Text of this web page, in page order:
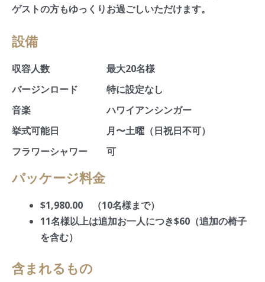
ゲストの方もゆっくりお過ごしいただけます。
設備
収容人数
最大20名様
バージンロード
特に設定なし
音楽
ハワイアンシンガー
挙式可能日
月〜土曜（日祝日不可）
フラワーシャワー
可
パッケージ料金
$1,980.00 （10名様まで）
11名様以上は追加お一人につき$60（追加の椅子
を含む）
含まれるもの